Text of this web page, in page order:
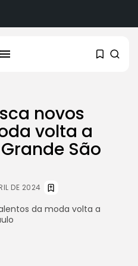
novos
volta a
São
DE 2024